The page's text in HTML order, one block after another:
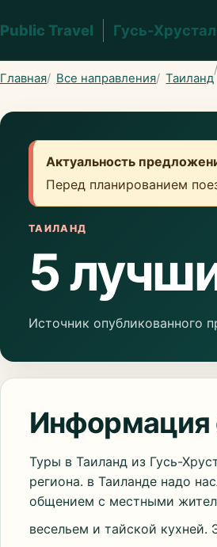
Public Travel Гусь-
Главная Все направления Таиланд
Актуальность
Перед планированием
ТАИЛАНД
5
Источник опубликованного
Информация
Туры в Таиланд из Гусь-
региона. в Таиланде надо
общением с местными
весельем и тайской кухней.